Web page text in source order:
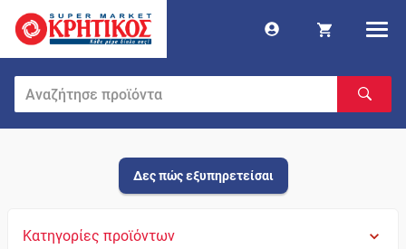
Δες πώς εξυπηρετείσαι
Κατηγορίες προϊόντων